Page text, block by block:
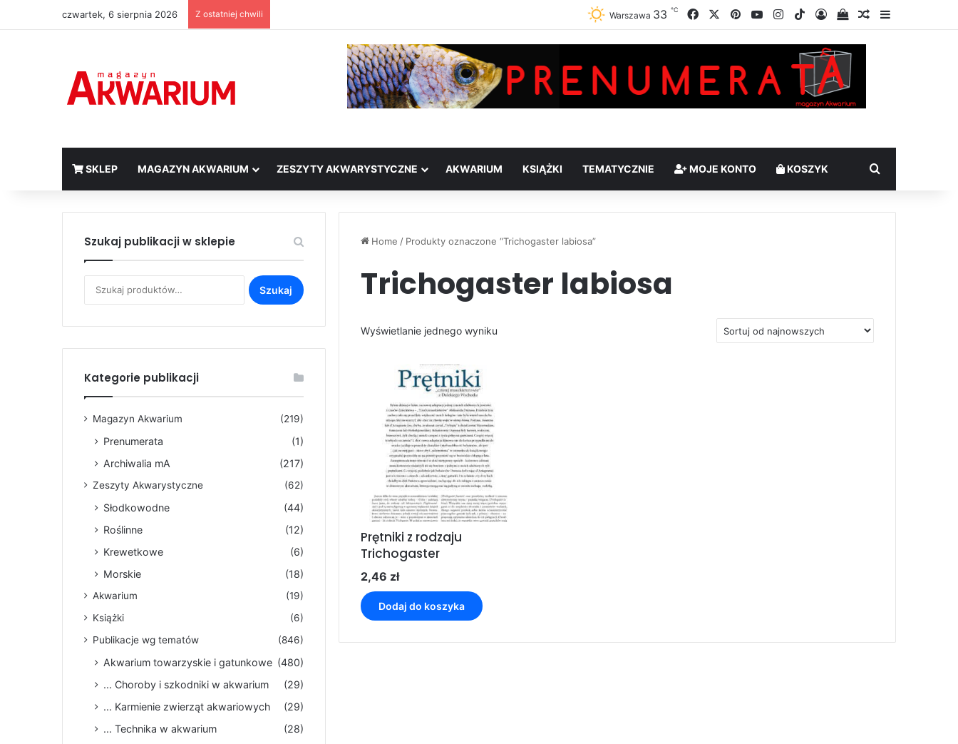
czwartek, 6 sierpnia 2026 Z ostatniej chwili Warszawa 33 ℃ FacebookPinterestYouTubeInstagram
TikTokZalogujSprawdź swój
Losowy artykuł
Sidebar
SKLEP MAGAZYN AKWARIUM ZESZYTY AKWARYSTYCZNE AKWARIUM KSIĄŻKI TEMATYCZNIE MOJE KONTO KOSZYK Szukaj
Home / Produkty oznaczone “Trichogaster labiosa”
Trichogaster labiosa
Wyświetlanie jednego wyniku
Prętniki z rodzaju
Trichogaster
2,46 zł
Dodaj do koszyka
Szukaj publikacji w sklepie
Szukaj
Kategorie publikacji
Magazyn Akwarium (219)
Prenumerata
(1)
Archiwalia mA
(217)
Zeszyty Akwarystyczne (62)
Słodkowodne
(44)
Roślinne
(12)
Krewetkowe
(6)
Morskie
(18)
Akwarium
(19)
Książki
(6)
Publikacje wg tematów
(846)
Akwarium towarzyskie i gatunkowe (480)
... Choroby i szkodniki w akwarium
(29)
... Karmienie zwierząt akwariowych
(29)
... Technika w akwarium
(28)